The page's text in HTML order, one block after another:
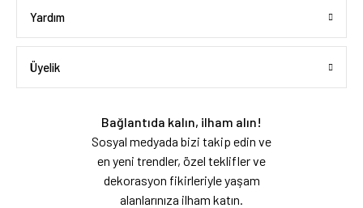
Yardım
Üyelik
Bağlantıda kalın, ilham alın!
Sosyal medyada bizi takip edin ve
en yeni trendler, özel teklifler ve
dekorasyon fikirleriyle yaşam
alanlarınıza ilham katın.